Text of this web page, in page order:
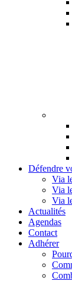
Défendre
Via
Via
Via
Actualités
Agendas
Contact
Adhérer